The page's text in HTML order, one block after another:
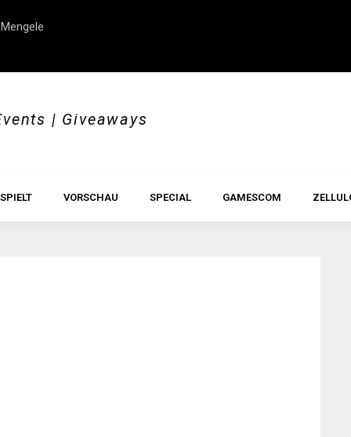
| Giveaways
VORSCHAU SPECIAL GAMESCOM